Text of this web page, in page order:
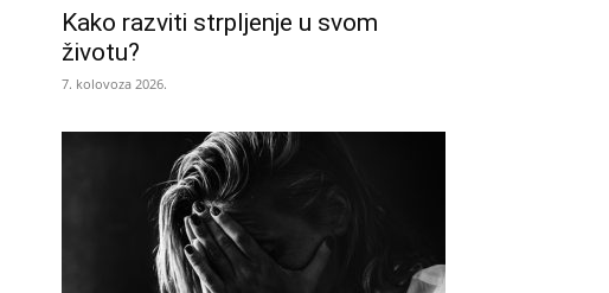
Kako razviti strpljenje u svom
životu?
7. kolovoza 2026.